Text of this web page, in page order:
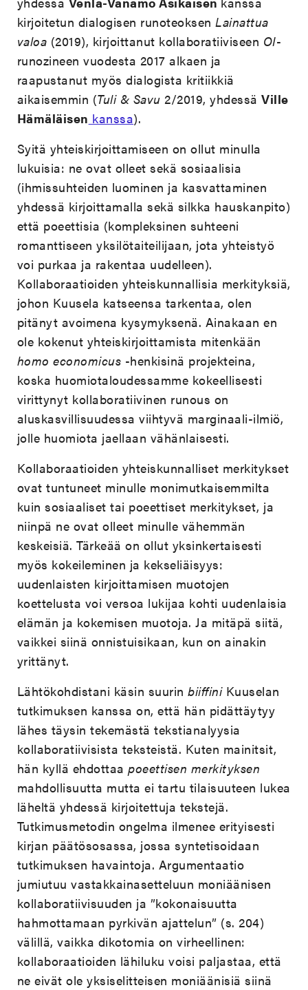
kirjoitetun dialogisen runoteoksenLainattua
valoa (2019), kirjoittanut kollaboratiiviseen OI-
runozineen vuodesta 2017 alkaen ja
raapustanut myös dialogista kritiikkiä
aikaisemmin (Tuli & Savu 2/2019, yhdessäVille
Hämäläisen kanssa).
Syitä yhteiskirjoittamiseen on ollut minulla
lukuisia: ne ovat olleet sekä sosiaalisia
(ihmissuhteiden luominen ja kasvattaminen
yhdessä kirjoittamalla sekä silkka hauskanpito)
että poeettisia (kompleksinen suhteeni
romanttiseen yksilötaiteilijaan, jota yhteistyö
voi purkaa ja rakentaa uudelleen).
Kollaboraatioiden yhteiskunnallisia merkityksiä,
johon Kuusela katseensa tarkentaa, olen
pitänyt avoimena kysymyksenä. Ainakaan en
ole kokenut yhteiskirjoittamista mitenkään
homo economicus -henkisinä projekteina,
koska huomiotaloudessamme kokeellisesti
virittynyt kollaboratiivinen runous on
aluskasvillisuudessa viihtyvä marginaali-ilmiö,
jolle huomiota jaellaan vähänlaisesti.
Kollaboraatioiden yhteiskunnalliset merkitykset
ovat tuntuneet minulle monimutkaisemmilta
kuin sosiaaliset tai poeettiset merkitykset, ja
niinpä ne ovat olleet minulle vähemmän
keskeisiä. Tärkeää on ollut yksinkertaisesti
myös kokeileminen ja kekseliäisyys:
uudenlaisten kirjoittamisen muotojen
koettelusta voi versoa lukijaa kohti uudenlaisia
elämän ja kokemisen muotoja. Ja mitäpä siitä,
vaikkei siinä onnistuisikaan, kun on ainakin
yrittänyt.
Lähtökohdistani käsin suurinbiiffiniKuuselan
tutkimuksen kanssa on, että hän pidättäytyy
lähes täysin tekemästä tekstianalyysia
kollaboratiivisista teksteistä. Kuten mainitsit,
hän kyllä ehdottaapoeettisen merkityksen
mahdollisuutta mutta ei tartu tilaisuuteen lukea
läheltä yhdessä kirjoitettuja tekstejä.
Tutkimusmetodin ongelma ilmenee erityisesti
kirjan päätösosassa, jossa syntetisoidaan
tutkimuksen havaintoja. Argumentaatio
jumiutuu vastakkainasetteluun moniäänisen
kollaboratiivisuuden ja ”kokonaisuutta
hahmottamaan pyrkivän ajattelun” (s. 204)
välillä, vaikka dikotomia on virheellinen:
kollaboraatioiden lähiluku voisi paljastaa, että
ne eivät ole yksiselitteisen moniäänisiä siinä